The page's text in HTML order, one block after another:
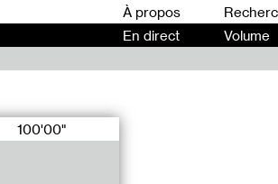
À propos
En direct Volume
100'00"